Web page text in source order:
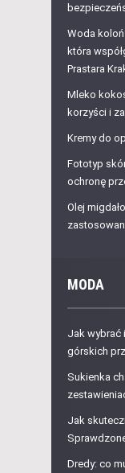
Woda
która
Prastara
Mleko
korzyści i
Kremy do
Fototyp
ochronę
Olej
MODA
Jak wybrać
górskich
Sukienka
Jak
Dredy: co